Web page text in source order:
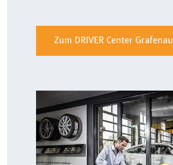
Zum DRIVER Center Grafenau